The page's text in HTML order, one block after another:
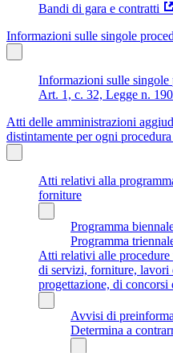
Bandi di gara e contratti
Informazioni sulle singole
Informazioni sulle singole
Art. 1, c. 32, Legge n.
Atti delle amministrazioni
distintamente per ogni
Atti relativi alla
forniture
Programma
Programma
Atti relativi alle
di servizi, forniture, lavori
progettazione, di concorsi
Avvisi di
Determina a